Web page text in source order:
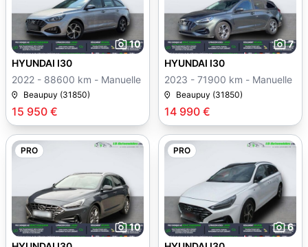
10
15 950 €
HYUNDAI I30
2022 - 88600 km - Manuelle
Beaupuy (31850)
7
14 990 €
HYUNDAI I30
2023 - 71900 km - Manuelle
Beaupuy (31850)
PRO
10
PRO
6